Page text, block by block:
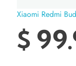
Xiaomi Redmi
$